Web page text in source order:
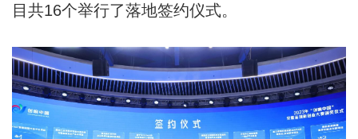
目共16个举行了落地签约仪式。